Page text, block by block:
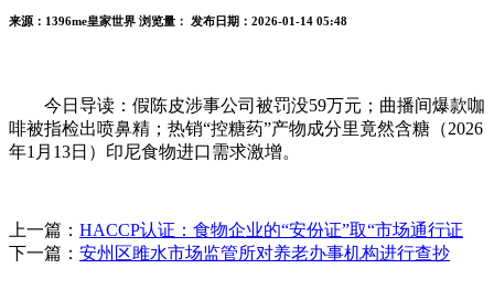
来源：1396me皇家世界 浏览量： 发布日期：2026-01-14 05:48
今日导读：假陈皮涉事公司被罚没59万元；曲播间爆款咖
啡被指检出喷鼻精；热销“控糖药”产物成分里竟然含糖（2026
年1月13日）印尼食物进口需求激增。
上一篇： HACCP认证：食物企业的“安份证”取“市场通行证
下一篇： 安州区雎水市场监管所对养老办事机构进行查抄